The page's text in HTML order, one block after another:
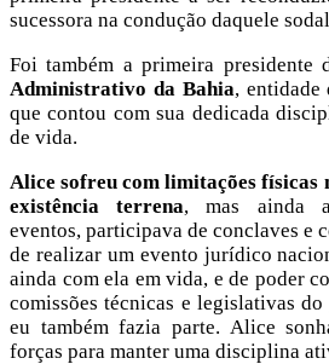
sucessora na condução daquele
Foi também a primeira presidente
Administrativo da Bahia, entidade
que contou com sua dedicada
de vida.
Alice sofreu com limitações físicas
existência terrena, mas ainda
eventos, participava de conclaves e
de realizar um evento jurídico
ainda com ela em vida, e de poder
comissões técnicas e legislativas
eu também fazia parte. Alice
forças para manter uma disciplina